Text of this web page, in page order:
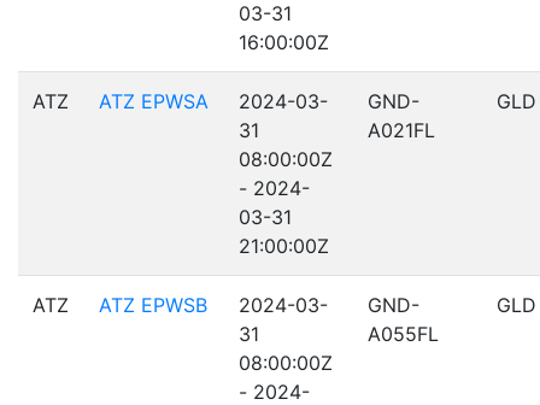
03-31
16:00:00Z
ATZ ATZ EPWSA
2024-03-
31
08:00:00Z
- 2024-
03-31
21:00:00Z
GND-
A021FL
GLD
ATZ ATZ EPWSB
2024-03-
31
08:00:00Z
- 2024-
GND-
A055FL
GLD